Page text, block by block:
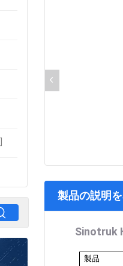
製品の説明
Sinotruk
製品